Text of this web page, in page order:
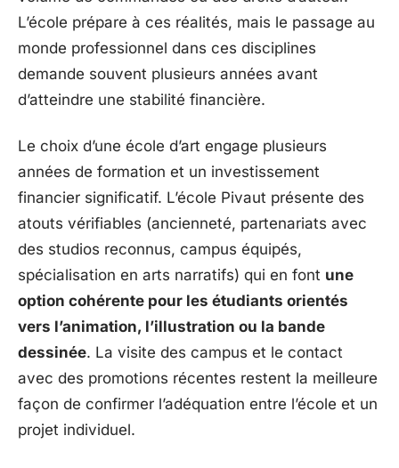
L’école prépare à ces réalités, mais le passage au
monde professionnel dans ces disciplines
demande souvent plusieurs années avant
d’atteindre une stabilité financière.
Le choix d’une école d’art engage plusieurs
années de formation et un investissement
financier significatif. L’école Pivaut présente des
atouts vérifiables (ancienneté, partenariats avec
des studios reconnus, campus équipés,
spécialisation en arts narratifs) qui en font une
option cohérente pour les étudiants orientés
vers l’animation, l’illustration ou la bande
dessinée. La visite des campus et le contact
avec des promotions récentes restent la meilleure
façon de confirmer l’adéquation entre l’école et un
projet individuel.